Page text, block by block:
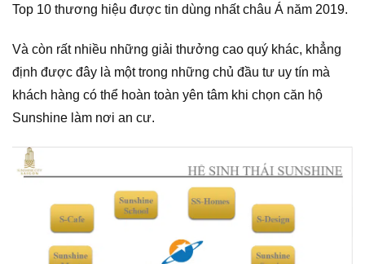
Top 10 thương hiệu được tin dùng nhất châu Á năm 2019.
Và còn rất nhiều những giải thưởng cao quý khác, khẳng
định được đây là một trong những chủ đầu tư uy tín mà
khách hàng có thể hoàn toàn yên tâm khi chọn căn hộ
Sunshine làm nơi an cư.